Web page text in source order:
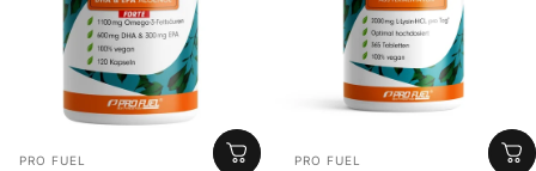
Anbieter:
PRO FUEL Anbieter:
PRO FUEL